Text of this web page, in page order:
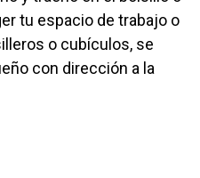
tu espacio de trabajo o
o cubículos, se
con dirección a la